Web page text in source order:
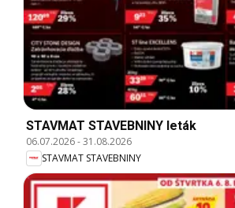
STAVMAT STAVEBNINY leták
06.07.2026-31.08.2026
STAVMAT STAVEBNINY